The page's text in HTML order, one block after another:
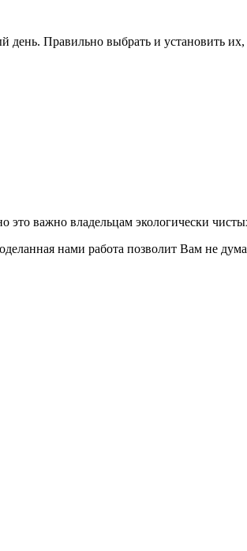
Правильно выбрать и установить
это важно владельцам экологически
нами работа позволит Вам не